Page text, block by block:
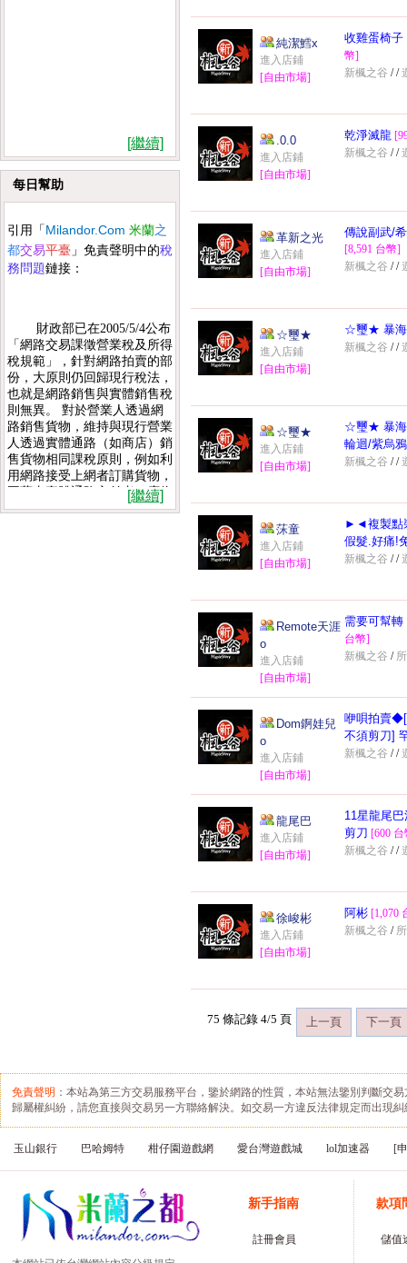
[繼續]
每日幫助
引用 「 Milandor.Com 米蘭之
都交易平臺 」 免責聲明中的稅
務問題鏈接：
財政部已在2005/5/4公布
「網路交易課徵營業稅及所得
稅規範」，針對網路拍賣的部
份，大原則仍回歸現行稅法，
也就是網路銷售與實體銷售稅
則無異。 對於營業人透過網
路銷售貨物，維持與現行營業
人透過實體通路（如商店）銷
售貨物相同課稅原則，例如利
用網路接受上網者訂購貨物，
再藉由實體通路交付者，應依
法報稅。即月營業額超過8萬
元，規模相當於獨資、合夥或
公司之營利事業，則應依法申
請營利事業並開立統一發票，
並依銷售額的5%計算銷項稅
稅。
[繼續]
純潔鱈x
進入店鋪
[自由市場]
收雞蛋椅子
幣]
新楓之谷 //
.0.0
進入店鋪
[自由市場]
乾淨滅龍
新楓之谷 //
革新之光
進入店鋪
[自由市場]
傳說副武/
[8,591 台幣]
新楓之谷 //
☆璽★
進入店鋪
[自由市場]
☆璽★ 暴海
新楓之谷 //
☆璽★
進入店鋪
[自由市場]
☆璽★ 暴海
輪迴/紫烏
新楓之谷 //
莯童
進入店鋪
[自由市場]
►◄複製點
假髮.好痛!
新楓之谷 //
Remote天涯
o
進入店鋪
[自由市場]
需要可幫
台幣]
新楓之谷 /
Dom錒娃兒
o
進入店鋪
[自由市場]
咿唄拍賣◆[
不須剪刀]
新楓之谷 //
龍尾巴
進入店鋪
[自由市場]
11星龍尾
剪刀 [600
新楓之谷 //
徐峻彬
進入店鋪
[自由市場]
阿彬 [1,070
新楓之谷 /
75 條記錄 4/5 頁 上一頁 下一頁
免責聲明 ：本站為第三方交易服務平台，鑒於網路的性質，本站無法鑒別判斷交
歸屬權糾紛，請您直接與交易另一方聯絡解決。如交易一方違反法律規定而出現
玉山銀行 巴哈姆特 柑仔園遊戲網 愛台灣遊戲城 lol加速器 [
新手指南
註冊會員
款項
儲值